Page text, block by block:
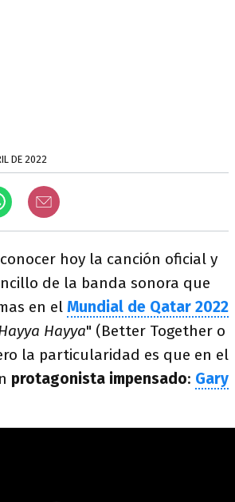
DE 2022
hoy la canción oficial y
de la banda sonora que
en el Mundial de Qatar 2022
Hayya" (Better Together o
la particularidad es que en el
protagonista impensado: Gary